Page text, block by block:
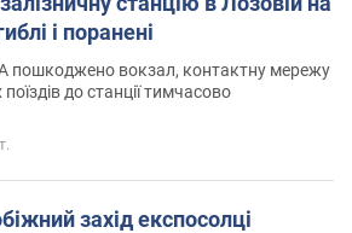
і поранені
пошкоджено вокзал, контактну мережу
до станції тимчасово